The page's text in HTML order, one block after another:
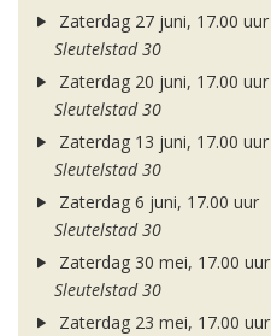
Zaterdag 27 juni, 17.00 uur
Sleutelstad 30
Zaterdag 20 juni, 17.00 uur
Sleutelstad 30
Zaterdag 13 juni, 17.00 uur
Sleutelstad 30
Zaterdag 6 juni, 17.00 uur
Sleutelstad 30
Zaterdag 30 mei, 17.00 uur
Sleutelstad 30
Zaterdag 23 mei, 17.00 uur